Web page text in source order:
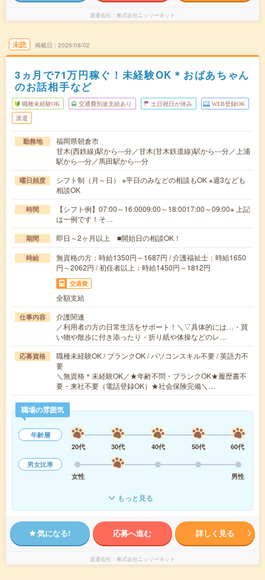
派遣会社 株式会社ニッソーネット
未読 掲載日 2026/08/02
3ヵ月で71万円稼ぐ！未経験OK＊おばあちゃん
のお話相手など
職種未経験OK 交通費別途支給あり 土日祝日が休み WEB登録OK
派遣
勤務地
福岡県朝倉市
甘木(西鉄線)駅から---分／甘木(甘木鉄道線)駅から---分／上浦
駅から---分／馬田駅から---分
曜日頻度
シフト制（月～日） ※平日のみなどの相談もOK ※週3なども
相談OK
時間
【シフト例】07:00～16:0009:00～18:0017:00～09:00※ 上記
は一例です！そ…
期間 即日～2ヶ月以上 ■開始日の相談OK！
時給
無資格の方：時給1350円～1687円 / 介護福祉士：時給1650
円～2062円 / 初任者以上：時給1450円～1812円
交通費
全額支給
仕事内容
介護関連
／利用者の方の日常生活をサポート！＼▽具体的には…・買
い物や散歩に付き添ったり・折り紙や体操などのレ…
応募資格
職種未経験OK / ブランクOK / パソコンスキル不要 / 英語力不
要
＼無資格＊未経験OK／★年齢不問・ブランクOK★履歴書不
要・来社不要（電話登録OK）★社会保険完備＼…
職場の雰囲気
年齢層
20代
30代 40代 50代
60代
男女比率
女性
男性
もっと見る
気になる! 応募へ進む 詳しく見る
派遣会社 株式会社ニッソーネット